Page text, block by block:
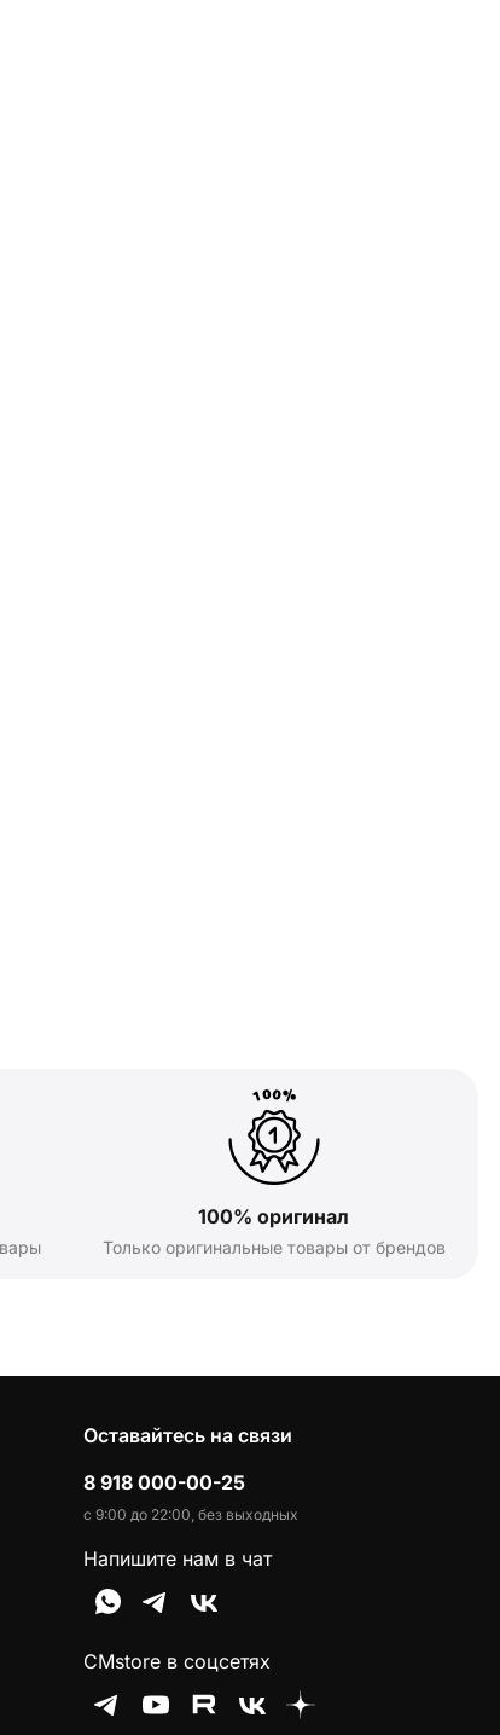
100% оригинал
Только оригинальные товары от брендов
Оставайтесь на связи
8 918 000-00-25
с 9:00 до 22:00, без выходных
Напишите нам в чат
CMstore в соцсетях